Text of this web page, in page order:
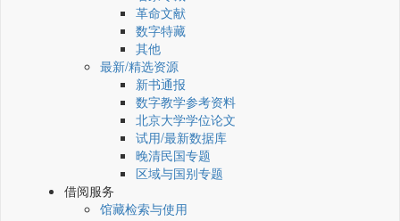
革命文献
数字特藏
其他
最新/精选资源
新书通报
数字教学参考资料
北京大学学位论文
试用/最新数据库
晚清民国专题
区域与国别专题
借阅服务
馆藏检索与使用